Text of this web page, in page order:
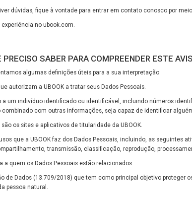
dúvidas, fique à vontade para entrar em contato conosco por
no ubook.com.
SABER PARA COMPREENDER ESTE
algumas definições úteis para a sua interpretação:
autorizam a UBOOK a tratar seus Dados Pessoais.
a um indivíduo identificado ou identificável, incluindo números
com outras informações, seja capaz de identificar
os sites e aplicativos de titularidade da UBOOK.
que a UBOOK faz dos Dados Pessoais, incluindo, as seguintes
transmissão, classificação, reprodução,
a quem os Dados Pessoais estão relacionados.
de Dados (13.709/2018) que tem como principal objetivo
pessoa natural.